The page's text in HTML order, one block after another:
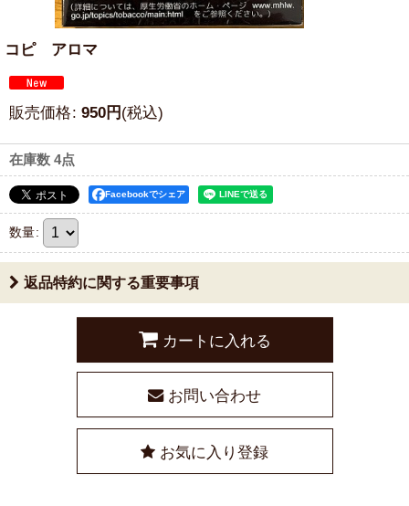
コピ アロマ
販売価格: 950円 (税込)
在庫数 4点
Facebookでシェア
数量:
返品特約に関する重要事項
カートに入れる
お問い合わせ
お気に入り登録